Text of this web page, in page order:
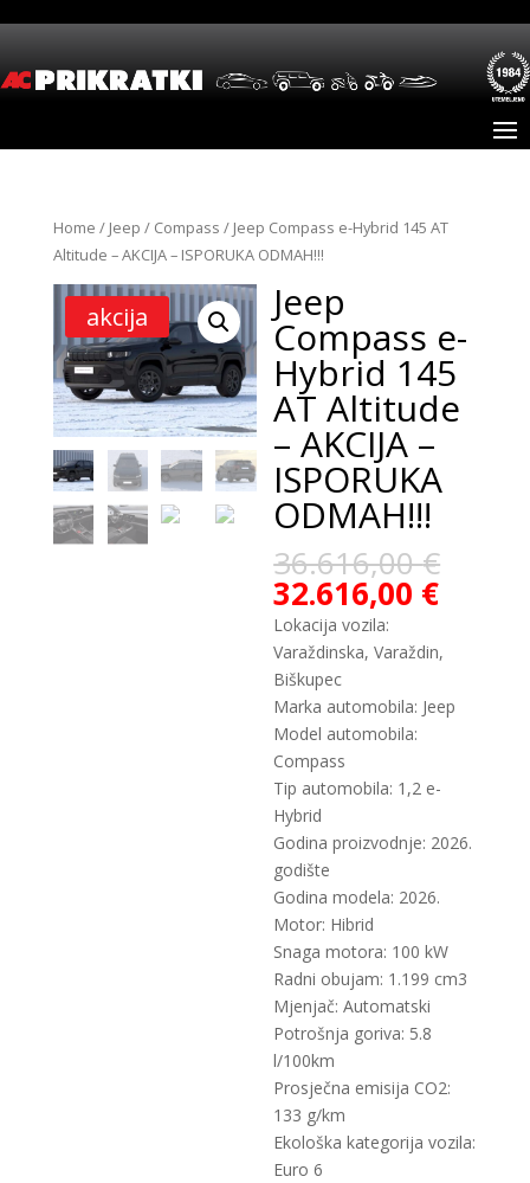
Home / Jeep / Compass / Jeep Compass e-Hybrid 145 AT
Altitude – AKCIJA – ISPORUKA ODMAH!!!
akcija Jeep
Compass e-
Hybrid 145
AT Altitude
– AKCIJA –
ISPORUKA
ODMAH!!!
36.616,00€
32.616,00 €
Lokacija vozila:
Varaždinska, Varaždin,
Biškupec
Marka automobila: Jeep
Model automobila:
Compass
Tip automobila: 1,2 e-
Hybrid
Godina proizvodnje: 2026.
godište
Godina modela: 2026.
Motor: Hibrid
Snaga motora: 100 kW
Radni obujam: 1.199 cm3
Mjenjač: Automatski
Potrošnja goriva: 5.8
l/100km
Prosječna emisija CO2:
133 g/km
Ekološka kategorija vozila:
Euro 6